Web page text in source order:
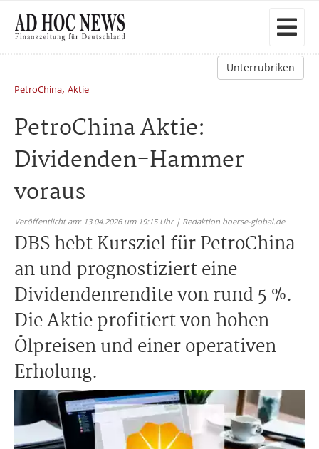
Unterrubriken
PetroChina, Aktie
PetroChina Aktie:
Dividenden-Hammer
voraus
Veröffentlicht am: 13.04.2026 um 19:15 Uhr | Redaktion boerse-global.de
DBS hebt Kursziel für PetroChina
an und prognostiziert eine
Dividendenrendite von rund 5 %.
Die Aktie profitiert von hohen
Ölpreisen und einer operativen
Erholung.